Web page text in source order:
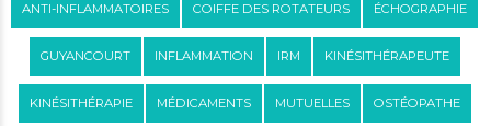
ANTI-INFLAMMATOIRES COIFFE DES ROTATEURS ÉCHOGRAPHIE
GUYANCOURT INFLAMMATION IRM KINÉSITHÉRAPEUTE
KINÉSITHÉRAPIE MÉDICAMENTS MUTUELLES OSTÉOPATHE